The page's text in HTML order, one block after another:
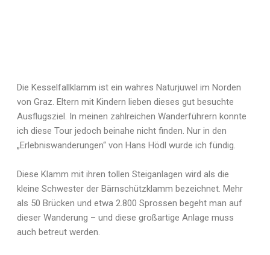
Die Kesselfallklamm ist ein wahres Naturjuwel im Norden
von Graz. Eltern mit Kindern lieben dieses gut besuchte
Ausflugsziel. In meinen zahlreichen Wanderführern konnte
ich diese Tour jedoch beinahe nicht finden. Nur in den
„Erlebniswanderungen“ von Hans Hödl wurde ich fündig.
Diese Klamm mit ihren tollen Steiganlagen wird als die
kleine Schwester der Bärnschützklamm bezeichnet. Mehr
als 50 Brücken und etwa 2.800 Sprossen begeht man auf
dieser Wanderung – und diese großartige Anlage muss
auch betreut werden.